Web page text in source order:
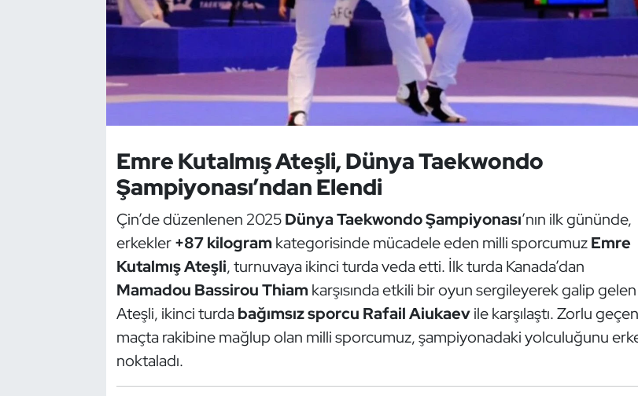
Emre Kutalmış Ateşli, Dünya Taekwondo
Şampiyonası’ndan Elendi
Çin’de düzenlenen 2025Dünya Taekwondo Şampiyonası’nın ilk gününde,
erkekler+87 kilogramkategorisinde mücadele eden milli sporcumuzEmre
Kutalmış Ateşli, turnuvaya ikinci turda veda etti. İlk turda Kanada’dan
Mamadou Bassirou Thiamkarşısında etkili bir oyun sergileyerek galip gelen
Ateşli, ikinci turda bağımsız sporcu Rafail Aiukaevile karşılaştı. Zorlu geçen
maçta rakibine mağlup olan milli sporcumuz, şampiyonadaki yolculuğunu
noktaladı.
Dövüş Sanatı